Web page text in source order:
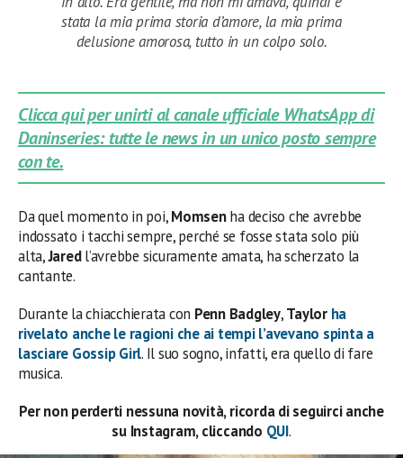
stata la mia prima storia d’amore, la mia prima
delusione amorosa, tutto in un colpo solo.
Clicca qui per unirti al canale ufficiale WhatsApp di
Daninseries: tutte le news in un unico posto sempre
con te.
Da quel momento in poi,Momsenha deciso che avrebbe
indossato i tacchi sempre, perché se fosse stata solo più
alta,Jaredl’avrebbe sicuramente amata, ha scherzato la
cantante.
Durante la chiacchierata con Penn Badgley,Taylor ha
rivelato anche le ragioni che ai tempi l’avevano spinta a
lasciare Gossip Girl. Il suo sogno, infatti, era quello di fare
musica.
Per non perderti nessuna novità, ricorda di seguirci anche
su Instagram, cliccando QUI.